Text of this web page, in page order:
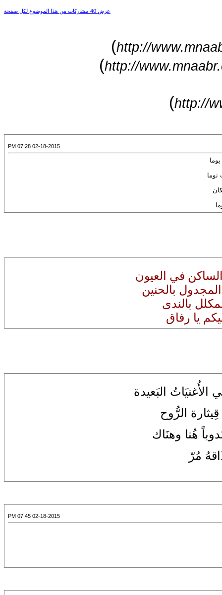
عرض 40 مشاركات من هذا الموضوع لكل صفحة
http://
)
http://
)
http://
)
02-18-2015 07:28 PM
نوما
في العيون
بالحنين
بالندى
يا رفاق
البَعيدة
الرُّوح
هُنا وهنَاك
مُرّ
02-18-2015 07:45 PM